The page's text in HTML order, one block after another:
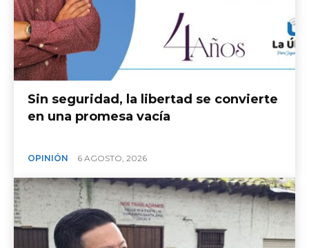
Sin seguridad, la libertad se convierte
en una promesa vacía
OPINIÓN 6 AGOSTO, 2026